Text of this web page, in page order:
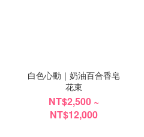
白色心動｜奶油百合香皂
花束
NT$2,500 ~
NT$12,000